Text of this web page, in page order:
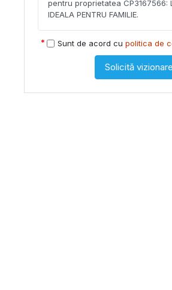
Sunt de acord cu politica de
Solicită vizionare